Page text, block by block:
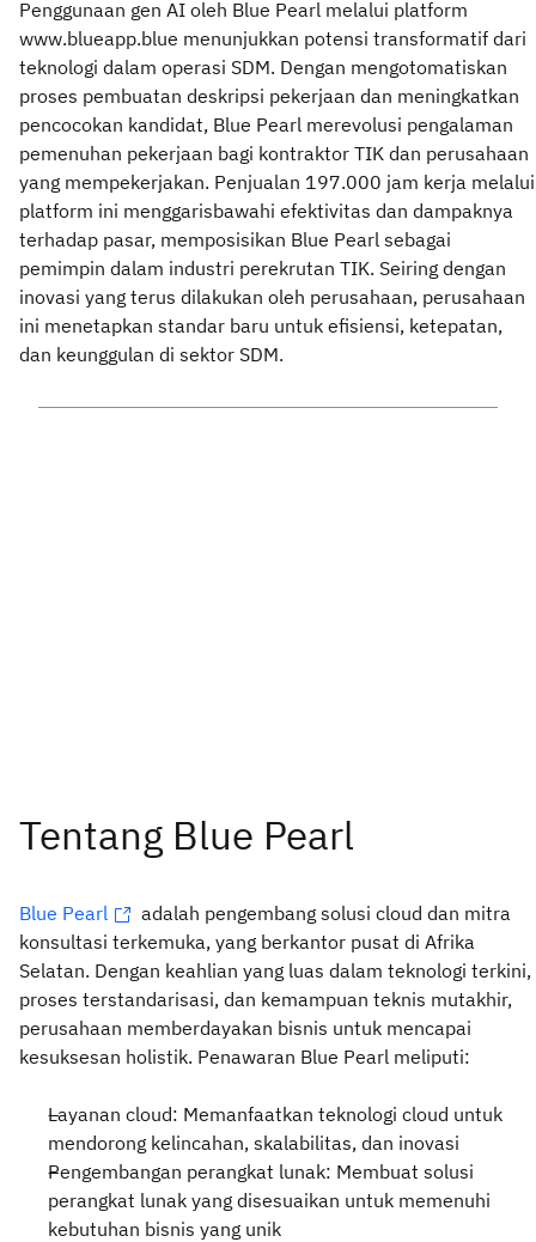
Penggunaan gen AI oleh Blue Pearl melalui platform
www.blueapp.blue menunjukkan potensi transformatif dari
teknologi dalam operasi SDM. Dengan mengotomatiskan
proses pembuatan deskripsi pekerjaan dan meningkatkan
pencocokan kandidat, Blue Pearl merevolusi pengalaman
pemenuhan pekerjaan bagi kontraktor TIK dan perusahaan
yang mempekerjakan. Penjualan 197.000 jam kerja melalui
platform ini menggarisbawahi efektivitas dan dampaknya
terhadap pasar, memposisikan Blue Pearl sebagai
pemimpin dalam industri perekrutan TIK. Seiring dengan
inovasi yang terus dilakukan oleh perusahaan, perusahaan
ini menetapkan standar baru untuk efisiensi, ketepatan,
dan keunggulan di sektor SDM.
Blue Pearl
adalah pengembang solusi cloud dan mitra
konsultasi terkemuka, yang berkantor pusat di Afrika
Selatan. Dengan keahlian yang luas dalam teknologi terkini,
proses terstandarisasi, dan kemampuan teknis mutakhir,
perusahaan memberdayakan bisnis untuk mencapai
kesuksesan holistik. Penawaran Blue Pearl meliputi:
Layanan cloud: Memanfaatkan teknologi cloud untuk
mendorong kelincahan, skalabilitas, dan inovasi
Pengembangan perangkat lunak: Membuat solusi
perangkat lunak yang disesuaikan untuk memenuhi
kebutuhan bisnis yang unik